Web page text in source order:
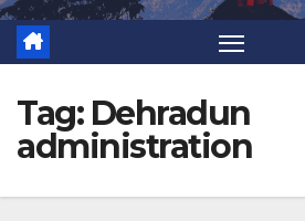
Tag: Dehradun
administration